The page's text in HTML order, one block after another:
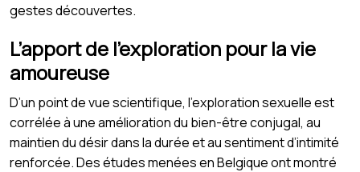
gestes découvertes.
L’apport de l’exploration pour la vie
amoureuse
D’un point de vue scientifique, l’exploration sexuelle est
corrélée à une amélioration du bien-être conjugal, au
maintien du désir dans la durée et au sentiment d’intimité
renforcée. Des études menées en Belgique ont montré